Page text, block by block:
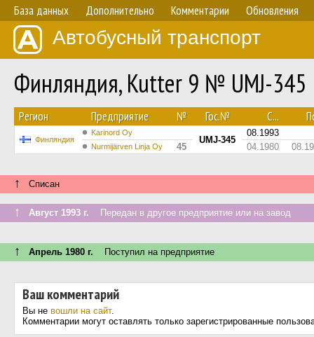
База данных Дополнительно Комментарии Обновления
Автобусный транспорт
Финляндия, Kutter 9 № UMJ-345
Регион Предприятие № Гос.№ С...
Финляндия
Karinord Oy
UMJ-345
08.1993
Nurmijärven Linja Oy 45 04.1980
↑ Списан
↑ Август 1993 г. Передан в другое предприятие или на завод
↑ Апрель 1980 г. Поступил на предприятие
Ваш комментарий
Вы не вошли на сайт.
Комментарии могут оставлять только зарегистрированные